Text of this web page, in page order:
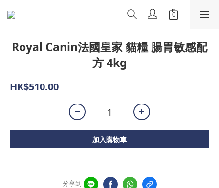
Royal Canin法國皇家 貓糧 腸胃敏感配
方 4kg
HK$510.00
加入購物車
分享到